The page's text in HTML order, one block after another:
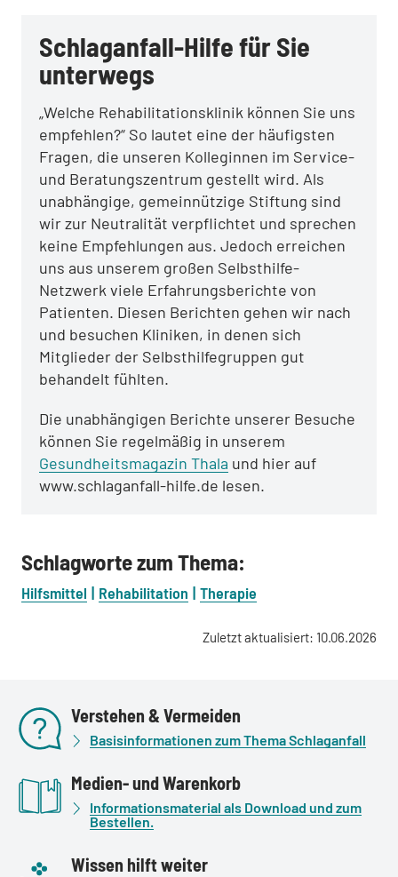
Schlaganfall-Hilfe für Sie
unterwegs
„Welche Rehabilitationsklinik können Sie uns
empfehlen?“ So lautet eine der häufigsten
Fragen, die unseren Kolleginnen im Service-
und Beratungszentrum gestellt wird. Als
unabhängige, gemeinnützige Stiftung sind
wir zur Neutralität verpflichtet und sprechen
keine Empfehlungen aus. Jedoch erreichen
uns aus unserem großen Selbsthilfe-
Netzwerk viele Erfahrungsberichte von
Patienten. Diesen Berichten gehen wir nach
und besuchen Kliniken, in denen sich
Mitglieder der Selbsthilfegruppen gut
behandelt fühlten.
Die unabhängigen Berichte unserer Besuche
können Sie regelmäßig in unserem
Gesundheitsmagazin Thala und hier auf
www.schlaganfall-hilfe.de lesen.
Schlagworte zum Thema:
Hilfsmittel Rehabilitation Therapie
Zuletzt aktualisiert: 10.06.2026
Verstehen & Vermeiden
Basisinformationen zum Thema Schlaganfall
Medien- und Warenkorb
Informationsmaterial als Download und zum
Bestellen.
Wissen hilft weiter